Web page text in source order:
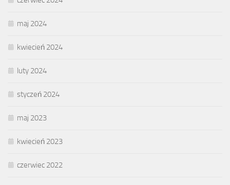
maj 2024
kwiecień 2024
luty 2024
styczeń 2024
maj 2023
kwiecień 2023
czerwiec 2022